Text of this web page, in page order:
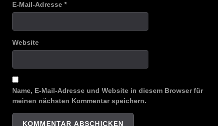
E-Mail-Adresse *
Website
Name, E-Mail-Adresse und Website in diesem Browser für
meinen nächsten Kommentar speichern.